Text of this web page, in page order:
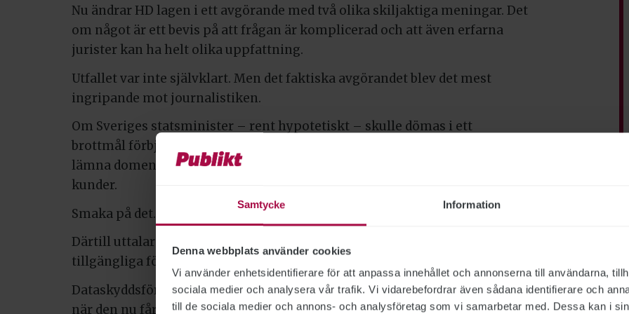
Samtycke Information
Denna webbplats använder cookies
Vi använder enhetsidentifierare för att anpassa innehållet och annonserna till användarna,
sociala medier och analysera vår trafik. Vi vidarebefordrar även sådana identifierare och
till de sociala medier och annons- och analysföretag som vi samarbetar med. Dessa kan i
Nu ändrar HD lagen i ett avgörande med två olika skiljaktiga meningar. Det
om något är ett bevis på att frågan är komplicerad och att även erfarna
jurister kan ha helt olika uppfattning.
Utfallet var inte självklart. Men det faktiska avgörandet blev det mest
ingripande mot journalistiken.
Om Sveriges statsminister – rent hypotetiskt – skulle dömas i ett
brottmål förbjuder HD den grundlagsskyddade nyhetsbyrån Siren att
lämna domen vidare till de andra grundlagsskyddade medier som är våra
kunder.
Smaka på det.
Därtill uttalar HD att rättsdatabaser med brottmålsdomar som görs
tillgängliga för andra inte är förenliga med EU-rätten.
Dataskyddsförordningen har ett ensidigt fokus på personlig integritet, och
när den nu får företräde framför mediegrundlagarna skadas andra viktiga